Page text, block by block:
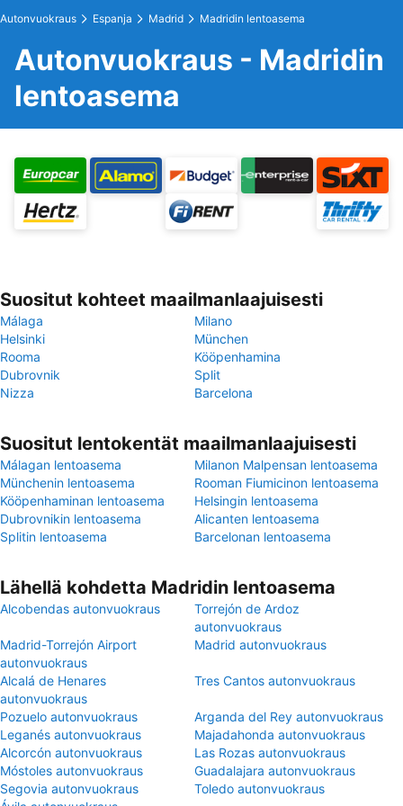
Autonvuokraus Espanja Madrid Madridin lentoasema
Autonvuokraus - Madridin
lentoasema
Suositut kohteet maailmanlaajuisesti
Málaga
Milano
Helsinki
München
Rooma
Kööpenhamina
Dubrovnik
Split
Nizza
Barcelona
Suositut lentokentät maailmanlaajuisesti
Málagan lentoasema
Milanon Malpensan lentoasema
Münchenin lentoasema
Rooman Fiumicinon lentoasema
Kööpenhaminan lentoasema
Helsingin lentoasema
Dubrovnikin lentoasema
Alicanten lentoasema
Splitin lentoasema
Barcelonan lentoasema
Lähellä kohdetta Madridin lentoasema
Alcobendas autonvuokraus
Torrejón de Ardoz
autonvuokraus
Madrid-Torrejón Airport
autonvuokraus
Madrid autonvuokraus
Alcalá de Henares
autonvuokraus
Tres Cantos autonvuokraus
Pozuelo autonvuokraus
Arganda del Rey autonvuokraus
Leganés autonvuokraus
Majadahonda autonvuokraus
Alcorcón autonvuokraus
Las Rozas autonvuokraus
Móstoles autonvuokraus
Guadalajara autonvuokraus
Segovia autonvuokraus
Toledo autonvuokraus